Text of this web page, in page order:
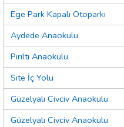
Ege Park Kapalı Otoparkı
Aydede Anaokulu
Pırıltı Anaokulu
Site İç Yolu
Güzelyalı Civciv Anaokulu
Güzelyalı Civciv Anaokulu